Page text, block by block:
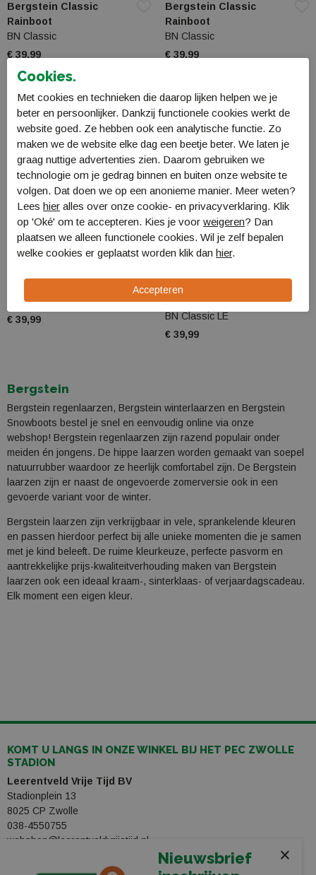
Bergstein Classic
Rainboot
BN Classic
€ 39,99
Bergstein Classic
Rainboot
BN Classic
€ 39,99
BN Classic
€ 39,99
Limited Edition
Rainboot
BN Classic LE
€ 39,99
Bergstein
Bergstein regenlaarzen, Bergstein winterlaarzen en Bergstein
Snowboots bestel je snel en eenvoudig online via onze
webshop! Bergstein regenlaarzen zijn razend populair onder
meiden én jongens. De hippe laarzen worden gemaakt van soepel
natuurrubber waardoor ze heerlijk comfortabel zijn. De Bergstein
laarzen zijn er naast de ongevoerde zomerversie ook in een
gevoerde variant voor de winter.
Bergstein laarzen zijn verkrijgbaar in vele, sprankelende kleuren
en passen hierdoor perfect bij alle unieke momenten die je samen
met je kind beleeft. De ruime kleurkeuze, perfecte pasvorm en
aantrekkelijke prijs-kwaliteitverhouding maken van Bergstein
laarzen ook een ideaal kraam-, sinterklaas- of verjaardagscadeau.
Elk moment een eigen kleur.
KOMT U LANGS IN ONZE WINKEL BIJ HET PEC ZWOLLE
STADION
Leerentveld Vrije Tijd BV
Stadionplein 13
8025 CP Zwolle
038-4550755
webshop@leerentveldvrijetijd.nl
×
Nieuwsbrief
Cookies.
Met cookies en technieken die daarop lijken helpen we je
beter en persoonlijker. Dankzij functionele cookies werkt de
website goed. Ze hebben ook een analytische functie. Zo
maken we de website elke dag een beetje beter. We laten je
graag nuttige advertenties zien. Daarom gebruiken we
technologie om je gedrag binnen en buiten onze website te
volgen. Dat doen we op een anonieme manier. Meer weten?
Lees hier alles over onze cookie- en privacyverklaring. Klik
op 'Oké' om te accepteren. Kies je voor weigeren? Dan
plaatsen we alleen functionele cookies. Wil je zelf bepalen
welke cookies er geplaatst worden klik dan hier.